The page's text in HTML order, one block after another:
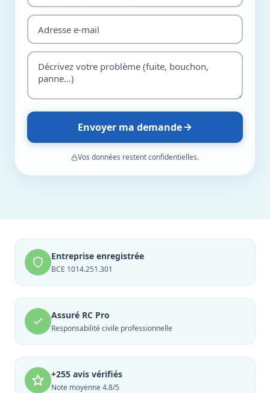
Envoyer ma demande
Vos données restent confidentielles.
Entreprise enregistrée
BCE 1014.251.301
Assuré RC Pro
Responsabilité civile professionnelle
+255 avis vérifiés
Note moyenne 4.8/5